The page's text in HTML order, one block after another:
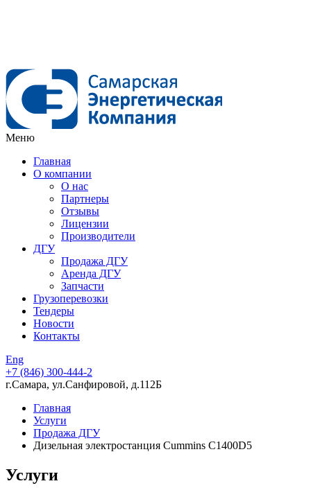
Меню
Главная
О компании
О нас
Партнеры
Отзывы
Лицензии
Производители
ДГУ
Продажа ДГУ
Аренда ДГУ
Запчасти
Грузоперевозки
Тендеры
Новости
Контакты
Eng
+7 (846) 300-444-2
г.Самара, ул.Санфировой, д.112Б
Главная
Услуги
Продажа ДГУ
Дизельная электростанция Cummins C1400D5
Услуги